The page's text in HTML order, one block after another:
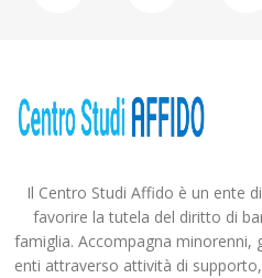
Il Centro Studi Affido è un ente
favorire la tutela del diritto di
famiglia. Accompagna
enti attraverso attività di